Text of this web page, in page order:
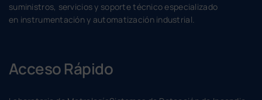
suministros, servicios y soporte técnico especializado
en instrumentación y automatización industrial.
Acceso Rápido